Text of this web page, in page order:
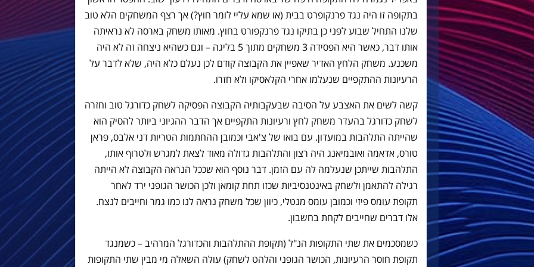
בתקופה זו היה נגד פרנקופרט בבית (או שמא עליי לומר חוץ?) אך רצף המשחקים הלא טוב
שלנו התחיל שבוע לפני כן בתיקו נגד פרנקפורט בחוץ. מאותו משחק בארסה לא נראיתה
אותו דבר, כאשר היא הפסידה 3 משחקים מתוך 5 בליגה – וגם כשהיא ניצחה זה לא היה
משכנע. משחק הלחץ האדיר שאפיין את הקבוצה קודם לכן נעלם כלא היה, שלא לדבר על
הרעיונות ההתקפיים שנעלמו אחרי הקלאסיקו ולא חזרו.
קשה לשים את האצבע על הסיבה שבעקבותיה הקבוצה הפסיקה לשחק כדורגל טוב וחזרה
לשחק כדורגל בהעדר משחק לחץ ורעיונות התקפיים אך הדבר ההגיוני ביותר להסיק הוא
שהייתה התלהבות במועדון. עם בואו של צ'אבי וכמובן ההחתמות הטריות דני אלבס, פראן
טורס, אדאמה ואובמיאנג היה רצון והתלהבות גדולה מאוד לצאת למגרש ולטרוף אותו,
התלהבות שייתכן שנעלמה לה עם הזמן. דבר נוסף הוא שככל הנראה הקבוצה לא הייתה
רגילה להתאמן ולשחק באינטנסיביות שכזו תחת קומאן ולכן הכושר הגופני ירד לאחר
תקופת עומס פיזי וכמובן עומס מנטלי, כיוון שכל משחק נראה לנו כמו גמר וחייבים לנצח.
אלו דברים שחייבים לקחת בחשבון.
כשמסכמים את שתי התקופות הנ"ל (תקופת ההתלהבות והכדורגל המרהיב – כשמנגד
תקופת חוסר הרעיונות, הכושר הגופני והלהט לשחק) עולה השאלה מי מבין שתי התקופות